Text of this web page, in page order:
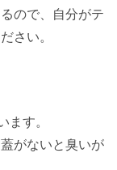
ので、自分がテ
さい。
ます。
がないと臭いが